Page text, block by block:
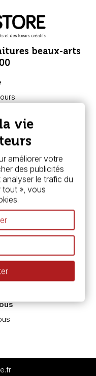
beaux-arts
cadeaux
cours
godets ?
l’aquarelle
et Extra-fine
l'huile et acrylique
vie
améliorer votre
des publicités
le trafic du
tout », vous